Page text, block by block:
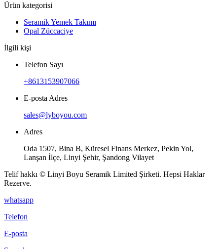
Ürün kategorisi
Seramik Yemek Takımı
Opal Züccaciye
İlgili kişi
Telefon Sayı
+8613153907066
E-posta Adres
sales@lyboyou.com
Adres
Oda 1507, Bina B, Küresel Finans Merkez, Pekin Yol,
Lanşan İlçe, Linyi Şehir, Şandong Vilayet
Telif hakkı © Linyi Boyu Seramik Limited Şirketi. Hepsi Haklar
Rezerve.
whatsapp
Telefon
E-posta